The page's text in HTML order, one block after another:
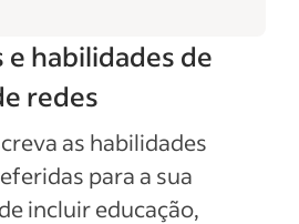
e habilidades de
redes
as habilidades
para a sua
incluir educação,